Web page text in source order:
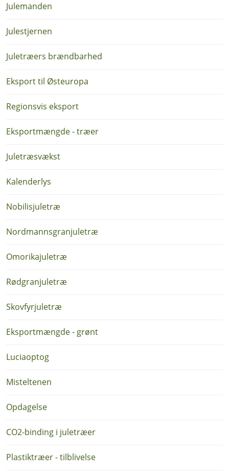
Julemanden
Julestjernen
Juletræers brændbarhed
Eksport til Østeuropa
Regionsvis eksport
Eksportmængde - træer
Juletræsvækst
Kalenderlys
Nobilisjuletræ
Nordmannsgranjuletræ
Omorikajuletræ
Rødgranjuletræ
Skovfyrjuletræ
Eksportmængde - grønt
Luciaoptog
Misteltenen
Opdagelse
CO2-binding i juletræer
Plastiktræer - tilblivelse